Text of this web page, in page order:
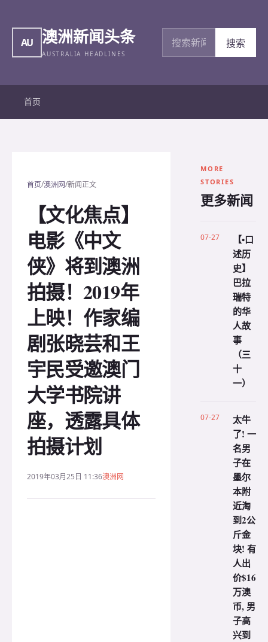
AU 澳洲新闻头条
AUSTRALIA HEADLINES
搜索新闻
搜索
首页
首页/澳洲网/新闻正文
【文化焦点】
电影《中文
侠》将到澳洲
拍摄！2019年
上映！作家编
剧张晓芸和王
宇民受邀澳门
大学书院讲
座，透露具体
拍摄计划
2019年03月25日 11:36澳洲网
MORE
STORIES
更多新闻
07-27
【•口
述历
史】
巴拉
瑞特
的华
人故
事
（三
十
一）
07-27
太牛
了! 一
名男
子在
墨尔
本附
近淘
到2公
斤金
块! 有
人出
价$16
万澳
币, 男
子高
兴到